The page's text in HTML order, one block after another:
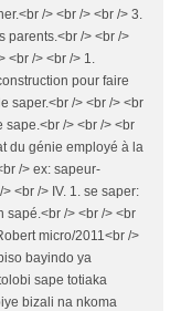
/> <br /> <br /> 3.
parents.<br /> <br />
<br /> <br /> 1.
pour faire
saper.<br /> <br /> <br
sape.<br /> <br /> <br
du génie employé à la
/> ex: sapeur-
<br /> IV. 1. se saper:
sapé.<br /> <br /> <br
micro/2011<br />
bayindo ya
sape totiaka
bizali na nkoma